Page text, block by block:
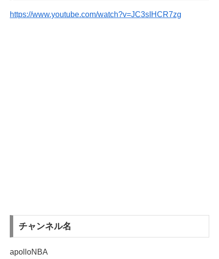
https://www.youtube.com/watch?v=JC3sIHCR7zg
チャンネル名
apolloNBA